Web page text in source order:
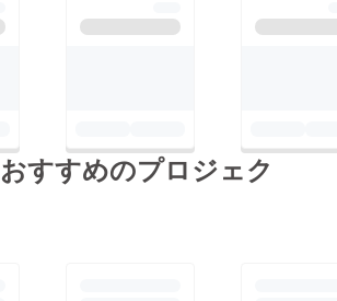
訪れると思い
詳細をお話し
に記載されて
ルアドレス
提供
が手に入る。
似合わせ力の
すすめのプロジェク